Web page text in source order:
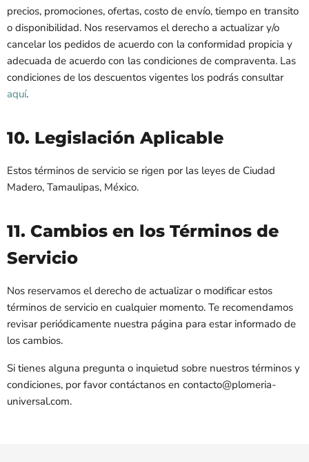
precios, promociones, ofertas, costo de envío, tiempo en transito
o disponibilidad. Nos reservamos el derecho a actualizar y/o
cancelar los pedidos de acuerdo con la conformidad propicia y
adecuada de acuerdo con las condiciones de compraventa. Las
condiciones de los descuentos vigentes los podrás consultar
aquí.
10. Legislación Aplicable
Estos términos de servicio se rigen por las leyes de Ciudad
Madero, Tamaulipas, México.
11. Cambios en los Términos de
Servicio
Nos reservamos el derecho de actualizar o modificar estos
términos de servicio en cualquier momento. Te recomendamos
revisar periódicamente nuestra página para estar informado de
los cambios.
Si tienes alguna pregunta o inquietud sobre nuestros términos y
condiciones, por favor contáctanos en contacto@plomeria-
universal.com.